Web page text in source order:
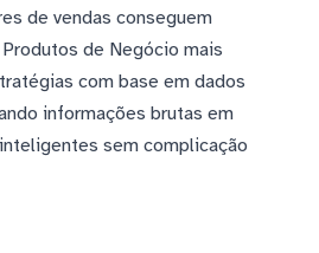
de vendas conseguem
de Negócio mais
com base em dados
informações brutas em
sem complicação